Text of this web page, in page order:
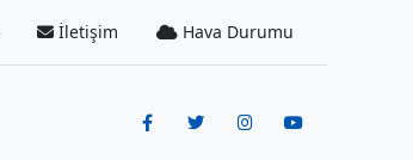
İletişim Hava Durumu